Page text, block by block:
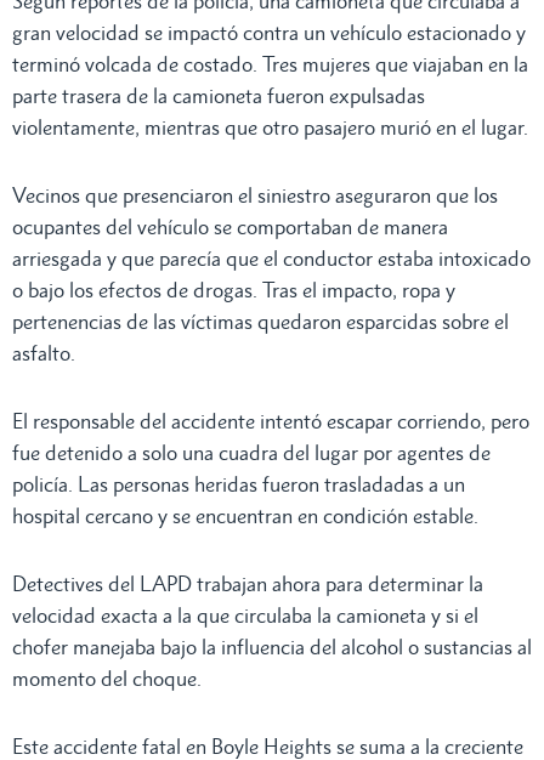
gran velocidad se impactó contra un vehículo estacionado y
terminó volcada de costado. Tres mujeres que viajaban en la
parte trasera de la camioneta fueron expulsadas
violentamente, mientras que otro pasajero murió en el lugar.
Vecinos que presenciaron el siniestro aseguraron que los
ocupantes del vehículo se comportaban de manera
arriesgada y que parecía que el conductor estaba intoxicado
o bajo los efectos de drogas. Tras el impacto, ropa y
pertenencias de las víctimas quedaron esparcidas sobre el
asfalto.
El responsable del accidente intentó escapar corriendo, pero
fue detenido a solo una cuadra del lugar por agentes de
policía. Las personas heridas fueron trasladadas a un
hospital cercano y se encuentran en condición estable.
Detectives del LAPD trabajan ahora para determinar la
velocidad exacta a la que circulaba la camioneta y si el
chofer manejaba bajo la influencia del alcohol o sustancias al
momento del choque.
Este accidente fatal en Boyle Heights se suma a la creciente